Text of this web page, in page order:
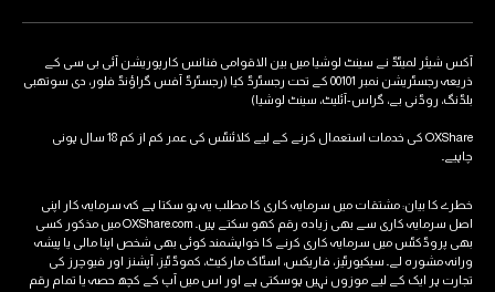
آکس شیئر لمیٹڈ نے سینٹ لوشیا میں بین الاقوامی فنانس کارپوریشن آئی بی سی کے
ذریعہ رجسٹریشن نمبر 00101 کے تحت رجسٹرڈ کیا (رجسٹرڈ آفس گراؤنڈ فلور، دی سوتھبی
بلڈنگ، روڈنی بے، گراس-آئلیٹ، سینٹ لوشیا)
OXShare کی خدمات استعمال کرنے کے لیے کلائنٹس کی عمر کم از کم 18 سال ہونی
چاہیے۔
خطرے کا بیان: مشتقات میں سرمایہ کاری کا مطلب یہ ہو سکتا ہے کہ سرمایہ کار اپنی
اصل سرمایہ کاری سے بھی زیادہ رقم کھو سکتے ہیں۔ OXShare.com میں مذکور کسی
بھی پروڈکٹس میں سرمایہ کاری کرنے کا خواہشمند کوئی بھی شخص اپنا مالی یا پیشہ
ورانہ مشورہ لے۔ سیکیورٹیز، فاریکس، اسٹاک مارکیٹ، کموڈٹیز، آپشنز اور فیوچرز کی
تجارت ہر ایک کے لیے موزوں نہیں ہوسکتی ہے اور اس میں آپ کے کچھ حصہ یا تمام رقم